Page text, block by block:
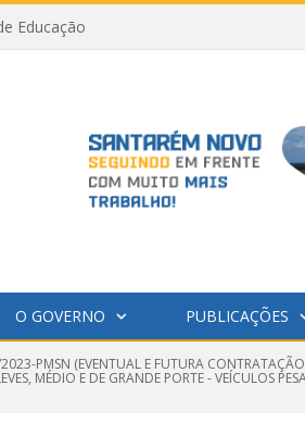
Educação
O GOVERNO PUBLICAÇÕES
PMSN (EVENTUAL E FUTURA CONTRATAÇÃO
MÉDIO E DE GRANDE PORTE - VEÍCULOS